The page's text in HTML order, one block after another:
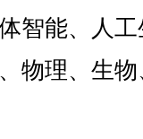
智能、人
物理、生